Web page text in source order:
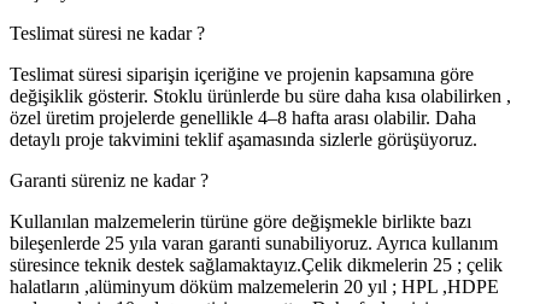
Teslimat süresi ne kadar ?
Teslimat süresi siparişin içeriğine ve projenin kapsamına göre
değişiklik gösterir. Stoklu ürünlerde bu süre daha kısa olabilirken ,
özel üretim projelerde genellikle 4–8 hafta arası olabilir. Daha
detaylı proje takvimini teklif aşamasında sizlerle görüşüyoruz.
Garanti süreniz ne kadar ?
Kullanılan malzemelerin türüne göre değişmekle birlikte bazı
bileşenlerde 25 yıla varan garanti sunabiliyoruz. Ayrıca kullanım
süresince teknik destek sağlamaktayız.Çelik dikmelerin 25 ; çelik
halatların ,alüminyum döküm malzemelerin 20 yıl ; HPL ,HDPE